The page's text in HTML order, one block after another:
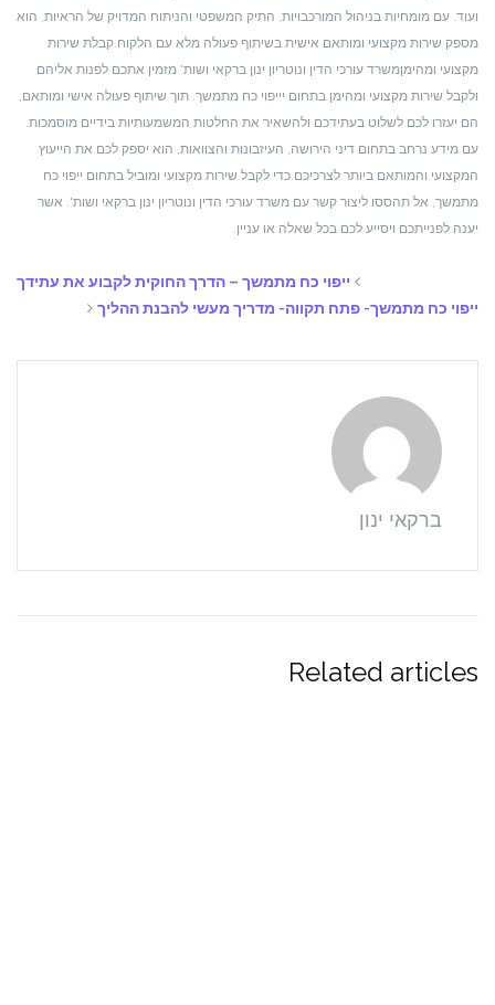
ועוד. עם מומחיות בניהול המורכבויות, התיק המשפטי והניתוח המדויק של הראיות, הוא
מספק שירות מקצועי ומותאם אישית בשיתוף פעולה מלא עם הלקוח.קבלת שירות
מקצועי ומהימןמשרד עורכי הדין ונוטריון ינון ברקאי ושות' מזמין אתכם לפנות אליהם
ולקבל שירות מקצועי ומהימן בתחום יייפוי כח מתמשך. תוך שיתוף פעולה אישי ומותאם,
הם יעזרו לכם לשלוט בעתידכם ולהשאיר את החלטות המשמעותיות בידיים מוסמכות.
עם מידע נרחב בתחום דיני הירושה, העיזבונות והצוואות, הוא יספק לכם את הייעוץ
המקצועי והמותאם ביותר לצרכיכם.כדי לקבל שירות מקצועי ומוביל בתחום ייפוי כח
מתמשך, אל תהססו ליצור קשר עם משרד עורכי הדין ונוטריון ינון ברקאי ושות'. אשר
יענה לפנייתכם ויסייע לכם בכל שאלה או עניין.
ייפוי כח מתמשך – הדרך החוקית לקבוע את עתידך
ייפוי כח מתמשך- פתח תקווה- מדריך מעשי להבנת ההליך
ברקאי ינון
Related articles